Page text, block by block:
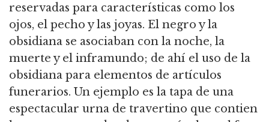
reservadas para características como los
ojos, el pecho y las joyas. El negro y la
obsidiana se asociaban con la noche, la
muerte y el inframundo; de ahí el uso de la
obsidiana para elementos de artículos
funerarios. Un ejemplo es la tapa de una
espectacular urna de travertino que contien